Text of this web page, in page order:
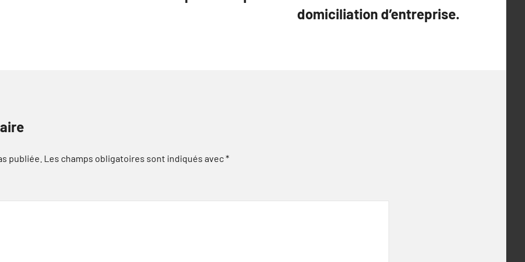
domiciliation d’entreprise.
publiée. Les champs obligatoires sont indiqués avec*